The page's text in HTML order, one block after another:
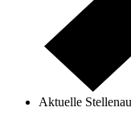
Aktuelle